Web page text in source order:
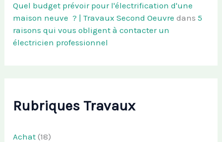
Quel budget prévoir pour l'électrification d'une
maison neuve ? | Travaux Second Oeuvre dans5
raisons qui vous obligent à contacter un
électricien professionnel
Rubriques Travaux
Achat (18)